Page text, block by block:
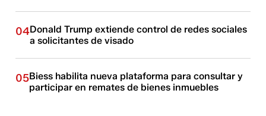
04Donald Trump extiende control de redes sociales
a solicitantes de visado
05Biess habilita nueva plataforma para consultar y
participar en remates de bienes inmuebles